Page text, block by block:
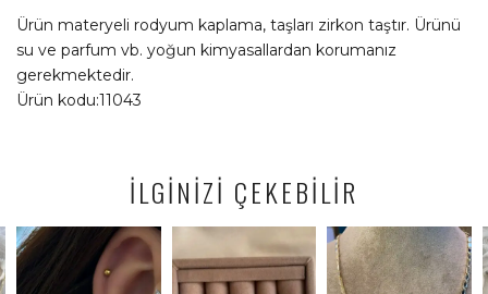
Ürün materyeli rodyum kaplama, taşları zirkon taştır. Ürünü
su ve parfum vb. yoğun kimyasallardan korumanız
gerekmektedir.
Ürün kodu:11043
İLGİNİZİ ÇEKEBİLİR